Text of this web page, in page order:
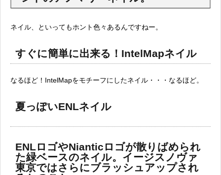
ネイル、といってもホント色々あるんですねー。
すぐに簡単に出来る！IntelMapネイル
なるほど！IntelMapをモチーフにしたネイル・・・なるほど。
夏っぽいENLネイル
ENLロゴやNianticロゴが散りばめられ
た緑ベースのネイル。イージスノヴァ
東京ではさらにブラッシュアップされ